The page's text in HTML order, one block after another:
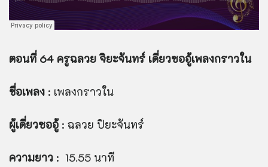
ตอนที่ 64 ครูฉลวย จิยะจันทร์ เดี่ยวซออู้เพลงกราวใน
ชื่อเพลง : เพลงกราวใน
ผู้เดี่ยวซออู้ : ฉลวย ปิยะจันทร์
ความยาว : 15.55 นาที